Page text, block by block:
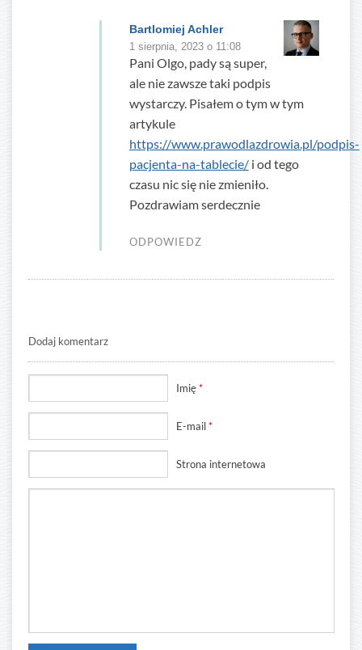
Bartlomiej Achler
1 sierpnia, 2023 o 11:08
Pani Olgo, pady są super,
ale nie zawsze taki podpis
wystarczy. Pisałem o tym w tym
artykule
https://www.prawodlazdrowia.pl/podpis-
pacjenta-na-tablecie/i od tego
czasu nic się nie zmieniło.
Pozdrawiam serdecznie
ODPOWIEDZ
Dodaj komentarz
Imię*
E-mail*
Strona internetowa